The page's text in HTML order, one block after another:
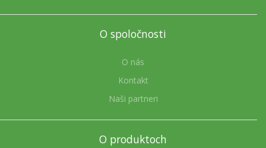
O spoločnosti
O nás
Kontakt
Naši partneri
O produktoch